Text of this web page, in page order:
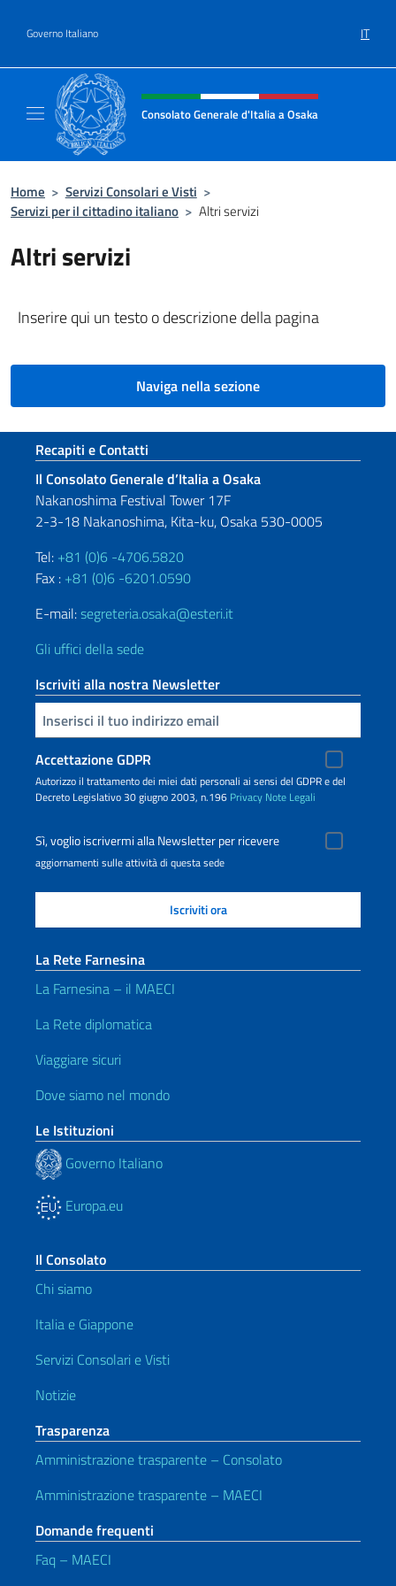
Governo Italiano IT
Intestazione sito, social e menù
Consolato Generale d'Italia a Osaka
Home > Servizi Consolari e Visti >
Servizi per il cittadino italiano > Altri servizi
Altri servizi
Inserire qui un testo o descrizione della pagina
Naviga nella sezione
Sezione footer
Recapiti e Contatti
Il Consolato Generale d’Italia a Osaka
Nakanoshima Festival Tower 17F
2-3-18 Nakanoshima, Kita-ku, Osaka 530-0005
Tel: +81 (0)6 -4706.5820
Fax : +81 (0)6 -6201.0590
E-mail:segreteria.osaka@esteri.it
Gli uffici della sede
Iscriviti alla nostra Newsletter
Inserisci la tua email
Accettazione GDPR
Autorizzo il trattamento dei miei dati personali ai sensi del GDPR e del
Decreto Legislativo 30 giugno 2003, n.196 Privacy Note Legali
Sì, voglio iscrivermi alla Newsletter per ricevere
aggiornamenti sulle attività di questa sede
La Rete Farnesina
La Farnesina – il MAECI
La Rete diplomatica
Viaggiare sicuri
Dove siamo nel mondo
Le Istituzioni
Governo Italiano
Europa.eu
Il Consolato
Chi siamo
Italia e Giappone
Servizi Consolari e Visti
Notizie
Trasparenza
Amministrazione trasparente – Consolato
Amministrazione trasparente – MAECI
Domande frequenti
Faq – MAECI